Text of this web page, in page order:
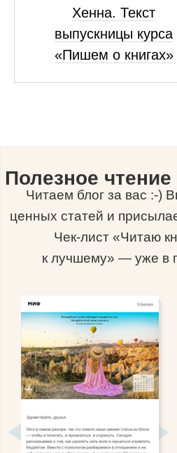
Хенна. Текст
выпускницы курса
«Пишем о книгах»
Полезное
Читаем блог за вас :-)
ценных статей и
Чек-лист «Читаю
к лучшему» — уже в